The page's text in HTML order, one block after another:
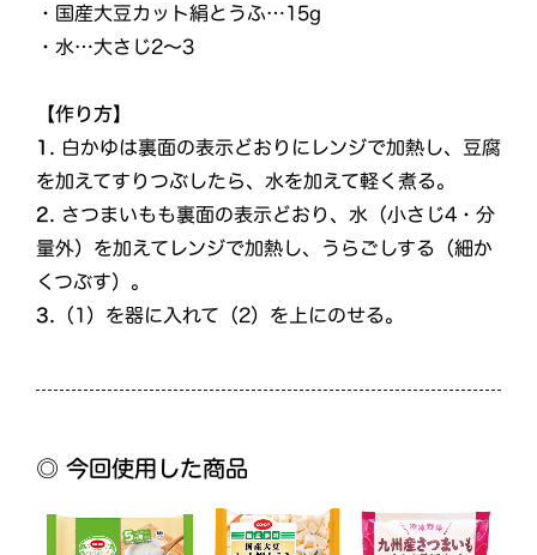
・国産大豆カット絹とうふ…15g
・水…大さじ2～3
【作り方】
1. 白かゆは裏面の表示どおりにレンジで加熱し、豆腐
を加えてすりつぶしたら、水を加えて軽く煮る。
2. さつまいもも裏面の表示どおり、水（小さじ4・分
量外）を加えてレンジで加熱し、うらごしする（細か
くつぶす）。
3. （1）を器に入れて（2）を上にのせる。
◎ 今回使用した商品